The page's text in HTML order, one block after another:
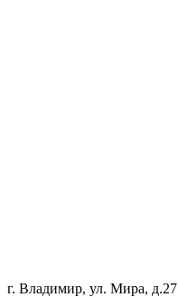
г. Владимир, ул. Мира, д.27